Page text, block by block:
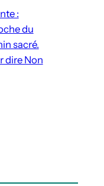
:
du
sacré.
dire Non